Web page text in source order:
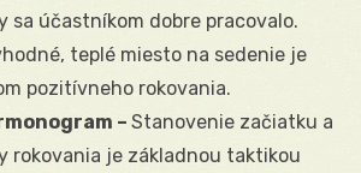
sa účastníkom dobre pracovalo.
teplé miesto na sedenie je
pozitívneho rokovania.
– Stanovenie začiatku a
rokovania je základnou taktikou